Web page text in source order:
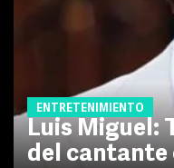
ENTRETENIMIENTO
Luis Miguel:
del cantante